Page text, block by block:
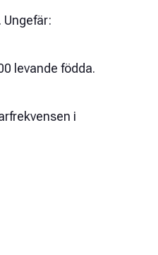
Ungefär:
levande födda.
i